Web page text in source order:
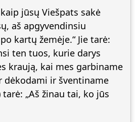
jūsų Viešpats sakė
aš apgyvendinsiu
kartų žemėje.“ Jie tarė:
ten tuos, kurie darys
kraują, kai mes garbiname
dėkodami ir šventiname
tarė: „Aš žinau tai, ko jūs